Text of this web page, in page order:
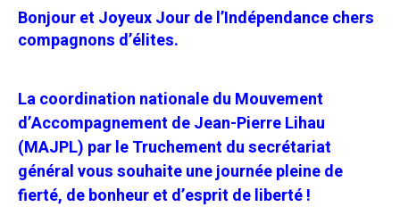
Bonjour et Joyeux Jour de l’Indépendance chers
compagnons d’élites.
La coordination nationale du Mouvement
d’Accompagnement de Jean-Pierre Lihau
(MAJPL) par le Truchement du secrétariat
général vous souhaite une journée pleine de
fierté, de bonheur et d’esprit de liberté !